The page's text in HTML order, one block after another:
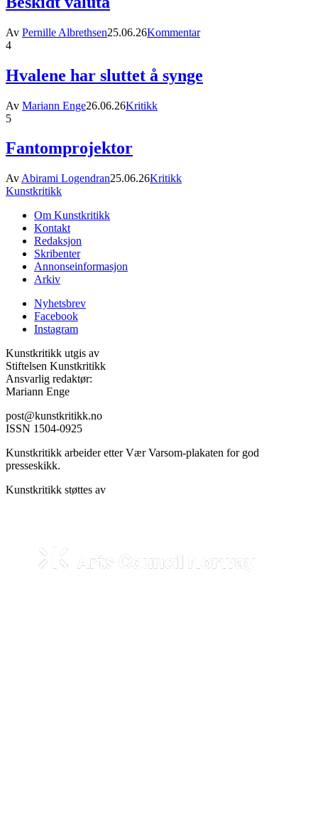
Av Pernille Albrethsen25.06.26Kommentar
4
Hvalene har sluttet å synge
Av Mariann Enge26.06.26Kritikk
5
Fantomprojektor
Av Abirami Logendran25.06.26Kritikk
Kunstkritikk
Om Kunstkritikk
Kontakt
Redaksjon
Skribenter
Annonseinformasjon
Arkiv
Nyhetsbrev
Facebook
Instagram
Kunstkritikk utgis av
Stiftelsen Kunstkritikk
Ansvarlig redaktør:
Mariann Enge
post@kunstkritikk.no
ISSN 1504-0925
Kunstkritikk arbeider etter Vær Varsom-plakaten for god
presseskikk.
Kunstkritikk støttes av